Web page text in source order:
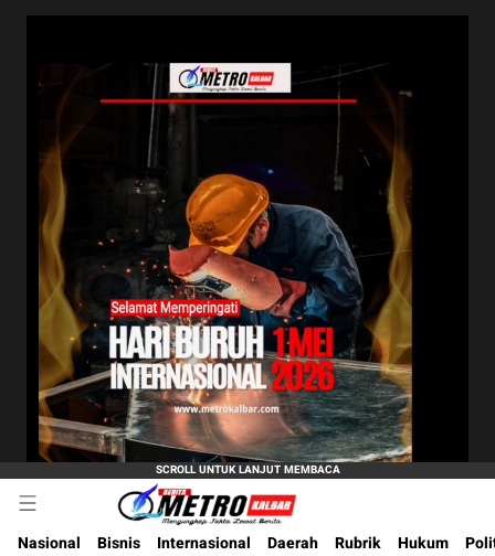
Metro Kalbar
Inspirasi Untuk Negeri
Nasional
Bisnis Internasional Daerah Rubrik Hukum